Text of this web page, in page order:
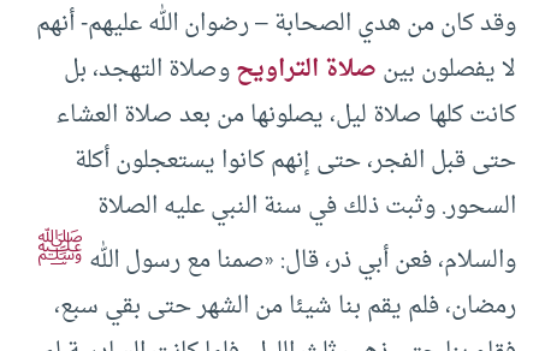
وقد كان من هدي الصحابة – رضوان الله عليهم- أنهم
لا يفصلون بينصلاة التراويحوصلاة التهجد، بل
كانت كلها صلاة ليل، يصلونها من بعد صلاة العشاء
حتى قبل الفجر، حتى إنهم كانوا يستعجلون أكلة
السحور. وثبت ذلك في سنة النبي عليه الصلاة
والسلام، فعن ‌أبي ذر، قال: «صمنا مع رسول اللهﷺ
رمضان، فلم يقم بنا شيئا من الشهر حتى بقي سبع،